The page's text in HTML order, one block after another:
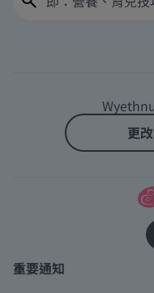
更
重要通知